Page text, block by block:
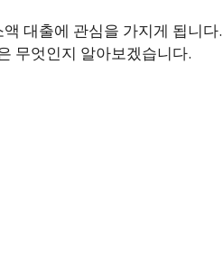
대출에 관심을 가지게 됩니다.
무엇인지 알아보겠습니다.